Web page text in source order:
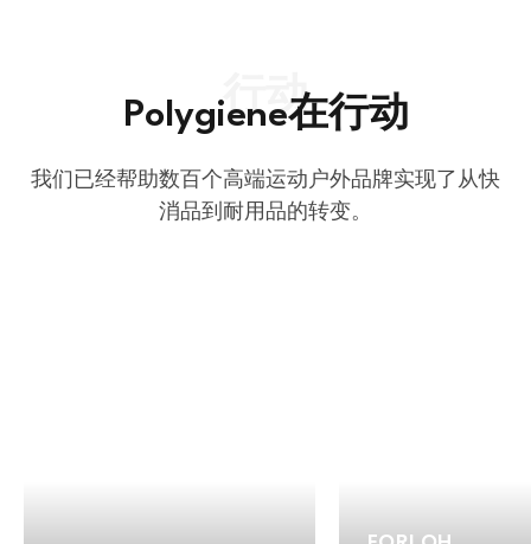
Polygiene在行动
我们已经帮助数百个高端运动户外品牌实现了从快
消品到耐用品的转变。